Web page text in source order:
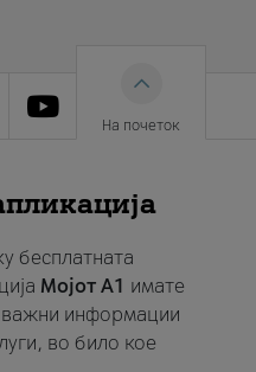
На почеток
бесплатната
Мојот A1 имате
важни информации
во било кое